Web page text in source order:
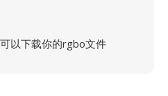
以下载你的rgbo文件